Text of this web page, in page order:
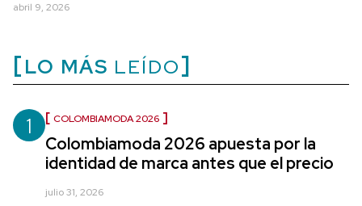
abril 9, 2026
LO MÁS LEÍDO
1 COLOMBIAMODA 2026
Colombiamoda 2026 apuesta por la
identidad de marca antes que el precio
julio 31, 2026